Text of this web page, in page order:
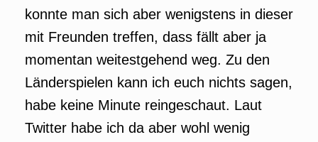
konnte man sich aber wenigstens in dieser
mit Freunden treffen, dass fällt aber ja
momentan weitestgehend weg. Zu den
Länderspielen kann ich euch nichts sagen,
habe keine Minute reingeschaut. Laut
Twitter habe ich da aber wohl wenig